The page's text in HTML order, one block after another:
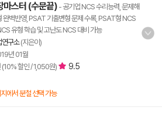
마스터 (수문끝) - 공기업 NCS 수리능력, 문제해
완벽반영, PSAT 기출변형 문제 수록, PSAT형 NCS
유형 학습 및 고난도 NCS 대비 가능
연구소(지은이)
년 01월
(10% 할인 / 1,050원)
9.5
에서 분철 선택 가능